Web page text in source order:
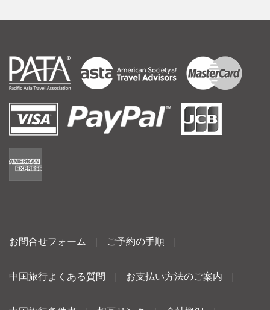
お問合せフォーム ご予約の手順
中国旅行よくある質問 お支払い方法のご案内